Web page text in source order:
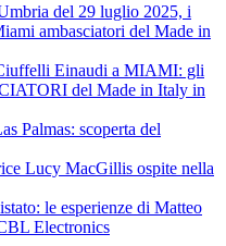
del 29 luglio 2025, i
ambasciatori del Made in
Einaudi a MIAMI: gli
del Made in Italy in
Palmas: scoperta del
Lucy MacGillis ospite nella
le esperienze di Matteo
Electronics